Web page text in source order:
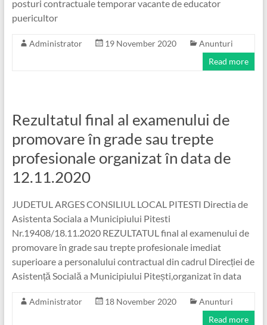
posturi contractuale temporar vacante de educator
puericultor
Administrator 19 November 2020
Anunturi
Read more
Rezultatul final al examenului de
promovare în grade sau trepte
profesionale organizat în data de
12.11.2020
JUDETUL ARGES CONSILIUL LOCAL PITESTI Directia de
Asistenta Sociala a Municipiului Pitesti
Nr.19408/18.11.2020 REZULTATUL final al examenului de
promovare în grade sau trepte profesionale imediat
superioare a personalului contractual din cadrul Direcției de
Asistență Socială a Municipiului Pitești,organizat în data
Administrator 18 November 2020
Anunturi
Read more